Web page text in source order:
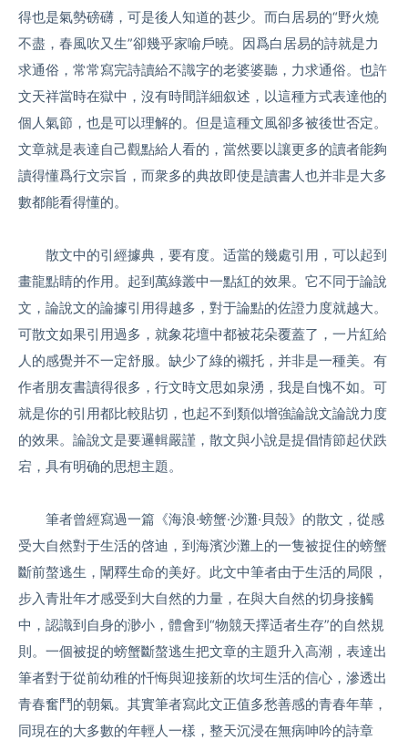
得也是氣勢磅礴，可是後人知道的甚少。而白居易的“野火燒
不盡，春風吹又生”卻幾乎家喻戶曉。因爲白居易的詩就是力
求通俗，常常寫完詩讀給不識字的老婆婆聽，力求通俗。也許
文天祥當時在獄中，沒有時間詳細叙述，以這種方式表達他的
個人氣節，也是可以理解的。但是這種文風卻多被後世否定。
文章就是表達自己觀點給人看的，當然要以讓更多的讀者能夠
讀得懂爲行文宗旨，而衆多的典故即使是讀書人也并非是大多
數都能看得懂的。
散文中的引經據典，要有度。适當的幾處引用，可以起到
畫龍點睛的作用。起到萬綠叢中一點紅的效果。它不同于論說
文，論說文的論據引用得越多，對于論點的佐證力度就越大。
可散文如果引用過多，就象花壇中都被花朵覆蓋了，一片紅給
人的感覺并不一定舒服。缺少了綠的襯托，并非是一種美。有
作者朋友書讀得很多，行文時文思如泉湧，我是自愧不如。可
就是你的引用都比較貼切，也起不到類似增強論說文論說力度
的效果。論說文是要邏輯嚴謹，散文與小說是提倡情節起伏跌
宕，具有明确的思想主題。
筆者曾經寫過一篇《海浪·螃蟹·沙灘·貝殼》的散文，從感
受大自然對于生活的啓迪，到海濱沙灘上的一隻被捉住的螃蟹
斷前螯逃生，闡釋生命的美好。此文中筆者由于生活的局限，
步入青壯年才感受到大自然的力量，在與大自然的切身接觸
中，認識到自身的渺小，體會到“物競天擇适者生存”的自然規
則。一個被捉的螃蟹斷螯逃生把文章的主題升入高潮，表達出
筆者對于從前幼稚的忏悔與迎接新的坎坷生活的信心，滲透出
青春奮鬥的朝氣。其實筆者寫此文正值多愁善感的青春年華，
同現在的大多數的年輕人一樣，整天沉浸在無病呻吟的詩章